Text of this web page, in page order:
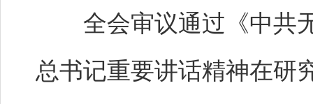
全会审议通过《中共无
总书记重要讲话精神在研